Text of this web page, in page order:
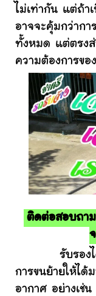
ไม่เท่ากัน แต่ถ้า
อาจจะคุ้มกว่ากา
ทั้งหมด แต่ตรงส่
ความต้องการขอ
ติดต่อสอบถาม
รับรองได้ว่า
การขนย้ายให้ไ
อากาศ อย่างเช่